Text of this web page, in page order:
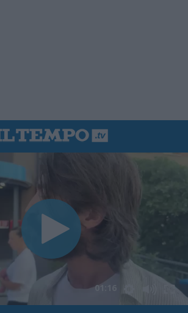
01:16